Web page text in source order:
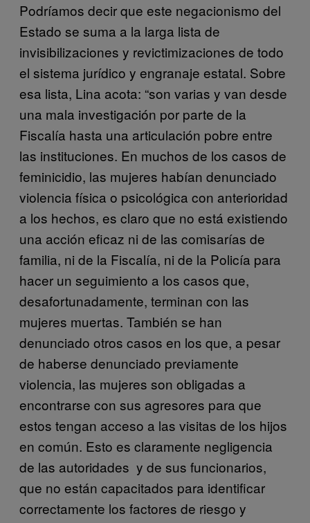
Podríamos decir que este negacionismo del
Estado se suma a la larga lista de
invisibilizaciones y revictimizaciones de todo
el sistema jurídico y engranaje estatal. Sobre
esa lista, Lina acota: “son varias y van desde
una mala investigación por parte de la
Fiscalía hasta una articulación pobre entre
las instituciones. En muchos de los casos de
feminicidio, las mujeres habían denunciado
violencia física o psicológica con anterioridad
a los hechos, es claro que no está existiendo
una acción eficaz ni de las comisarías de
familia, ni de la Fiscalía, ni de la Policía para
hacer un seguimiento a los casos que,
desafortunadamente, terminan con las
mujeres muertas. También se han
denunciado otros casos en los que, a pesar
de haberse denunciado previamente
violencia, las mujeres son obligadas a
encontrarse con sus agresores para que
estos tengan acceso a las visitas de los hijos
en común. Esto es claramente negligencia
de las autoridades y de sus funcionarios,
que no están capacitados para identificar
correctamente los factores de riesgo y